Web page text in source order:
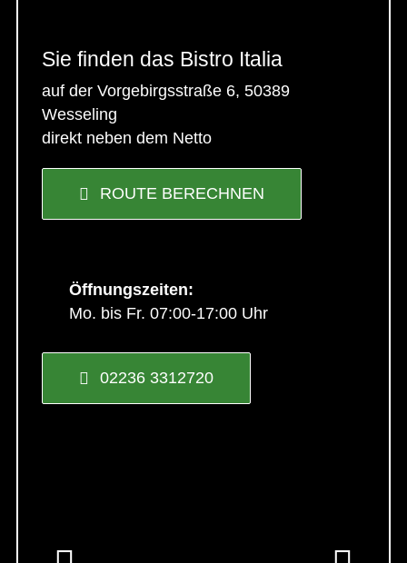
Sie finden das Bistro Italia
auf der Vorgebirgsstraße 6, 50389
Wesseling
direkt neben dem Netto
ROUTE BERECHNEN
Öffnungszeiten:
Mo. bis Fr. 07:00-17:00 Uhr
02236 3312720